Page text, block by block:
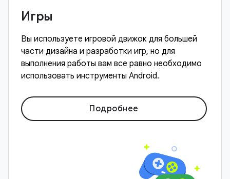
Игры
Вы используете игровой движок для большей
части дизайна и разработки игр, но для
выполнения работы вам все равно необходимо
использовать инструменты Android.
Подробнее